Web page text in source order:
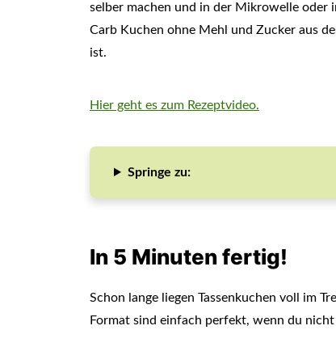
selber machen und in der Mikrowelle oder
Carb Kuchen ohne Mehl und Zucker aus
ist.
Hier geht es zum Rezeptvideo.
Springe zu:
In 5 Minuten fertig!
Schon lange liegen Tassenkuchen voll im
Format sind einfach perfekt, wenn du